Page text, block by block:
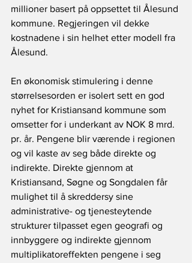
millioner basert på oppsettet til Ålesund
kommune. Regjeringen vil dekke
kostnadene i sin helhet etter modell fra
Ålesund.
En økonomisk stimulering i denne
størrelsesorden er isolert sett en god
nyhet for Kristiansand kommune som
omsetter for i underkant av NOK 8 mrd.
pr. år. Pengene blir værende i regionen
og vil kaste av seg både direkte og
indirekte. Direkte gjennom at
Kristiansand, Søgne og Songdalen får
mulighet til å skreddersy sine
administrative- og tjenesteytende
strukturer tilpasset egen geografi og
innbyggere og indirekte gjennom
multiplikatoreffekten pengene i seg